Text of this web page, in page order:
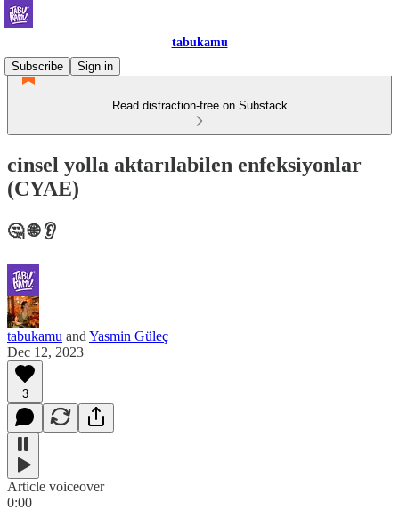
tabukamu
Subscribe
Sign in
Read distraction-free on Substack
cinsel yolla aktarılabilen enfeksiyonlar
(CYAE)
🤔 🌐 👂
tabukamu and Yasmin Güleç
Dec 12, 2023
3
Article voiceover
0:00